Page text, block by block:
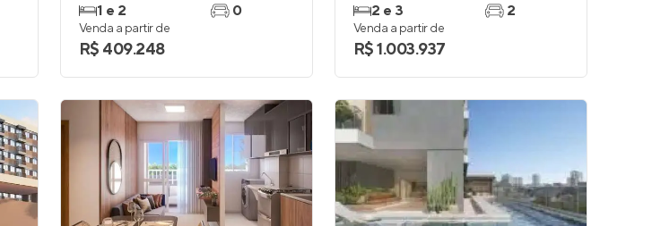
1 e 2
0
Venda a partir de
R$ 409.248
2 e 3
2
Venda a partir de
R$ 1.003.937